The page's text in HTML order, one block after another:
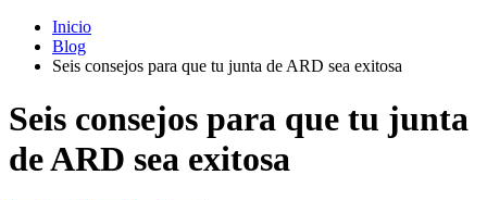
Inicio
Blog
Seis consejos para que tu junta de ARD sea exitosa
Seis consejos para que tu junta
de ARD sea exitosa